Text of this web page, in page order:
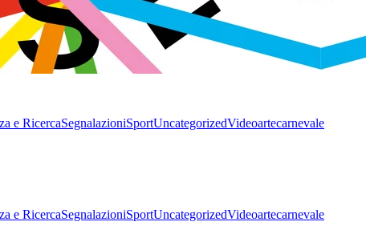
e RicercaSegnalazioniSportUncategorizedVideoartecarnevale
e RicercaSegnalazioniSportUncategorizedVideoartecarnevale